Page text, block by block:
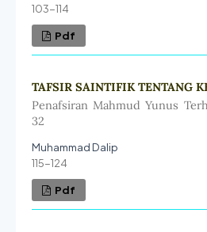
103-114
Pdf
TAFSIR SAINTIFIK TENTANG
Penafsiran Mahmud Yunus
32
Muhammad Dalip
115-124
Pdf